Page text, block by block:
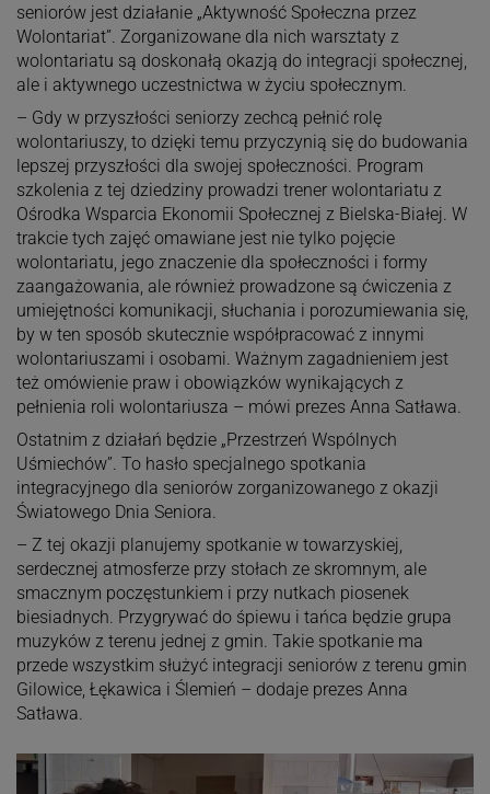
seniorów jest działanie „Aktywność Społeczna przez
Wolontariat”. Zorganizowane dla nich warsztaty z
wolontariatu są doskonałą okazją do integracji społecznej,
ale i aktywnego uczestnictwa w życiu społecznym.
– Gdy w przyszłości seniorzy zechcą pełnić rolę
wolontariuszy, to dzięki temu przyczynią się do budowania
lepszej przyszłości dla swojej społeczności. Program
szkolenia z tej dziedziny prowadzi trener wolontariatu z
Ośrodka Wsparcia Ekonomii Społecznej z Bielska-Białej. W
trakcie tych zajęć omawiane jest nie tylko pojęcie
wolontariatu, jego znaczenie dla społeczności i formy
zaangażowania, ale również prowadzone są ćwiczenia z
umiejętności komunikacji, słuchania i porozumiewania się,
by w ten sposób skutecznie współpracować z innymi
wolontariuszami i osobami. Ważnym zagadnieniem jest
też omówienie praw i obowiązków wynikających z
pełnienia roli wolontariusza – mówi prezes Anna Satława.
Ostatnim z działań będzie „Przestrzeń Wspólnych
Uśmiechów”. To hasło specjalnego spotkania
integracyjnego dla seniorów zorganizowanego z okazji
Światowego Dnia Seniora.
– Z tej okazji planujemy spotkanie w towarzyskiej,
serdecznej atmosferze przy stołach ze skromnym, ale
smacznym poczęstunkiem i przy nutkach piosenek
biesiadnych. Przygrywać do śpiewu i tańca będzie grupa
muzyków z terenu jednej z gmin. Takie spotkanie ma
przede wszystkim służyć integracji seniorów z terenu gmin
Gilowice, Łękawica i Ślemień – dodaje prezes Anna
Satława.